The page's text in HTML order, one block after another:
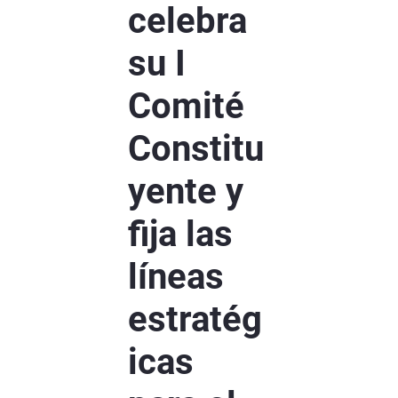
celebra
su I
Comité
Constitu
yente y
fija las
líneas
estratég
icas